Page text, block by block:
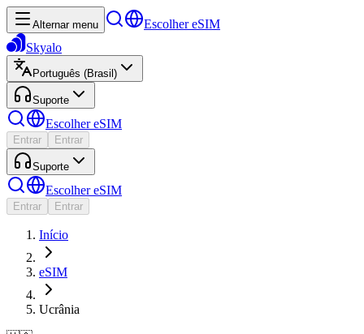
Alternar menu
Escolher eSIM
Skyalo
Português (Brasil)
Suporte
Escolher eSIM
Entrar Entrar
Suporte
Escolher eSIM
Entrar Entrar
Início
eSIM
Ucrânia